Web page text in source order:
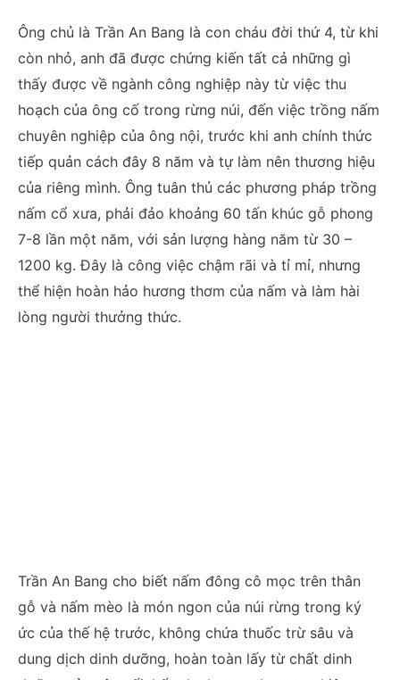
Ông chủ là Trần An Bang là con cháu đời thứ 4, từ khi
còn nhỏ, anh đã được chứng kiến ​​tất cả những gì
thấy được về ngành công nghiệp này từ việc thu
hoạch của ông cố trong rừng núi, đến việc trồng nấm
chuyên nghiệp của ông nội, trước khi anh chính thức
tiếp quản cách đây 8 năm và tự làm nên thương hiệu
của riêng mình. Ông tuân thủ các phương pháp trồng
nấm cổ xưa, phải đảo khoảng 60 tấn khúc gỗ phong
7-8 lần một năm, với sản lượng hàng năm từ 30 –
1200 kg. Đây là công việc chậm rãi và tỉ mỉ, nhưng
thể hiện hoàn hảo hương thơm của nấm và làm hài
lòng người thưởng thức.
Trần An Bang cho biết nấm đông cô mọc trên thân
gỗ và nấm mèo là món ngon của núi rừng trong ký
ức của thế hệ trước, không chứa thuốc trừ sâu và
dung dịch dinh dưỡng, hoàn toàn lấy từ chất dinh